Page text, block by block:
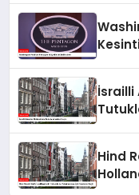
İsrailli
Hind